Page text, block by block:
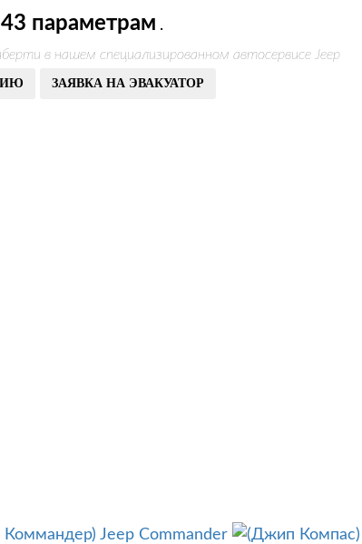
параметрам .
в нашем специализированном автосервисе Jeep
ЗАЯВКА НА ЭВАКУАТОР
Jeep Commander